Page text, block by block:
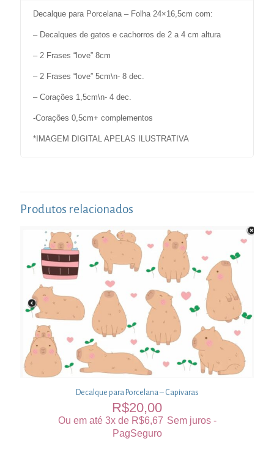
Decalque para Porcelana – Folha 24×16,5cm com:
– Decalques de gatos e cachorros de 2 a 4 cm altura
– 2 Frases “love” 8cm
– 2 Frases “love” 5cm\n- 8 dec.
– Corações 1,5cm\n- 4 dec.
-Corações 0,5cm+ complementos
*IMAGEM DIGITAL APELAS ILUSTRATIVA
Produtos relacionados
Decalque para Porcelana – Capivaras
R$20,00
Ou em até 3x de R$6,67 Sem juros -
PagSeguro